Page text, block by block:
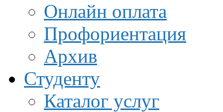
Онлайн оплата
Профориентация
Архив
Студенту
Каталог услуг